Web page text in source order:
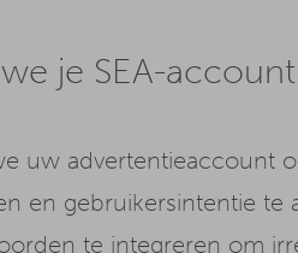
je SEA-
uw advertentieaccount
en gebruikersintentie te
te integreren om